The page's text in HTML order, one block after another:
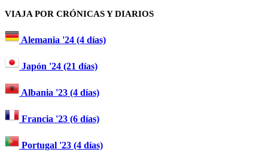
VIAJA POR CRÓNICAS Y DIARIOS
Alemania '24 (4 días)
Japón '24 (21 días)
Albania '23 (4 días)
Francia '23 (6 días)
Portugal '23 (4 días)